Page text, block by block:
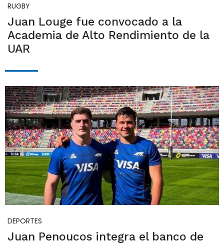
RUGBY
Juan Louge fue convocado a la
Academia de Alto Rendimiento de la
UAR
DEPORTES
Juan Penoucos integra el banco de